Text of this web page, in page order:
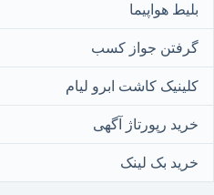
بلیط هواپیما
گرفتن جواز کسب
کلینیک کاشت ابرو لیام
خرید رپورتاژ آگهی
خرید بک لینک